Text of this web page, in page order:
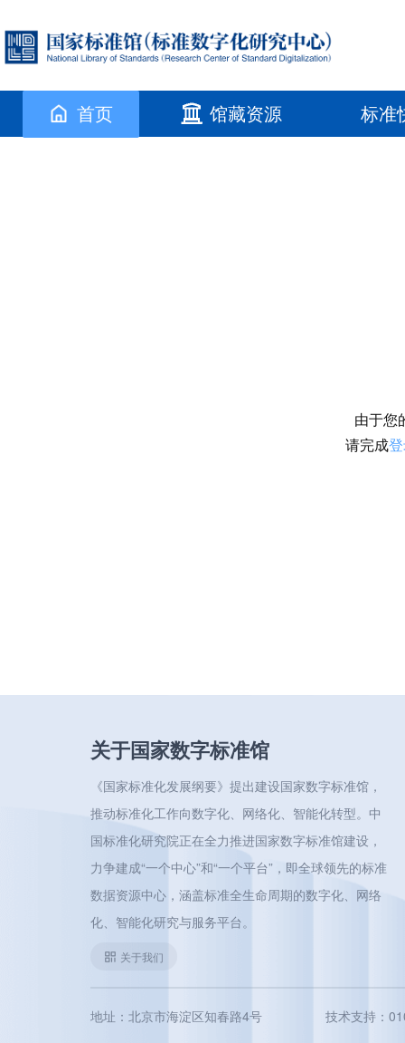
首页 馆藏资源 标准
由于您
请完成
关于国家数字标准馆
《国家标准化发展纲要》提出建设国家数字标准馆，
推动标准化工作向数字化、网络化、智能化转型。中
国标准化研究院正在全力推进国家数字标准馆建设，
力争建成“一个中心”和“一个平台”，即全球领先的标准
数据资源中心，涵盖标准全生命周期的数字化、网络
化、智能化研究与服务平台。
关于我们
地址：北京市海淀区知春路4号 技术支持：